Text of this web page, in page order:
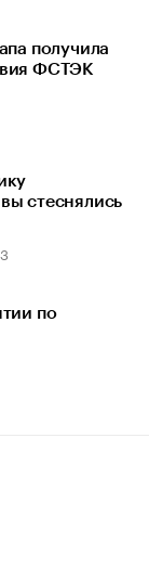
получила
ФСТЭК
стеснялись
по